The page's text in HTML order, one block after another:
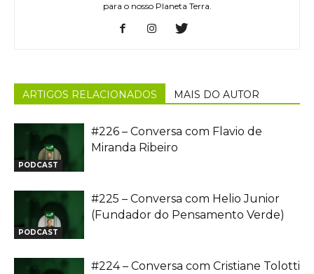
para o nosso Planeta Terra.
ARTIGOS RELACIONADOS MAIS DO AUTOR
PODCAST
#226 – Conversa com Flavio de
Miranda Ribeiro
PODCAST
#225 – Conversa com Helio Junior
(Fundador do Pensamento Verde)
#224 – Conversa com Cristiane Tolotti